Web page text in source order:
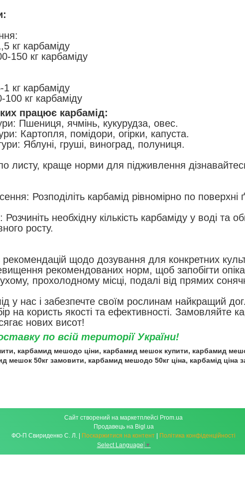
кг карбаміду
150 кг карбаміду
кг карбаміду
кг карбаміду
працює карбамід:
Пшениця, ячмінь, кукурудза, овес.
Картопля, помідори, огірки, капуста.
Яблуні, груші, виноград, полуниця.
листу, краще норми для підживлення
Розподіліть карбамід рівномірно по поверхні
необхідну кількість карбаміду у воді та
росту.
щодо дозування для конкретних
рекомендованих норм, щоб запобігти
прохолодному місці, подалі від прямих
у нас і забезпечте своїм рослинам найкращий
на користь якості та ефективності. Замовляйте
нових висот!
по всій території України!
карбамид мешодо ціни, карбамид мешок купити, карбамид
мешок 50кг замовити, карбамид мешодо 50кг ціна, карбамід ціна
Сайт створений на маркетплейсі Prom.ua
Продавець на Bigl.ua
Поскаржитися на контент
Політика конфіденційності
Select Language ▼